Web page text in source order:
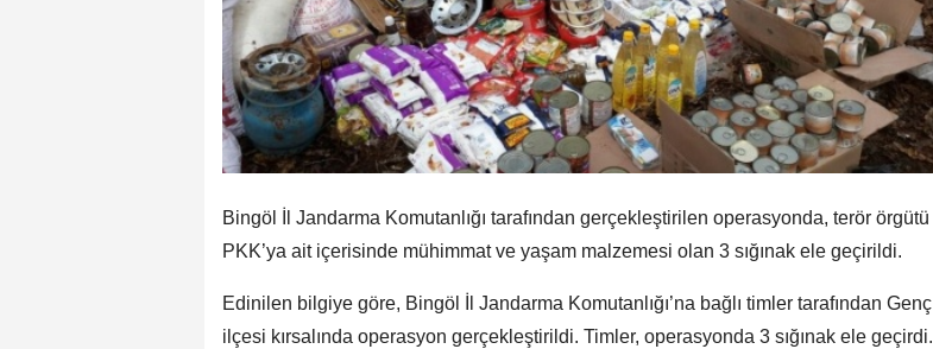
Bingöl İl Jandarma Komutanlığı tarafından gerçekleştirilen operasyonda, terör örgütü
PKK’ya ait içerisinde mühimmat ve yaşam malzemesi olan 3 sığınak ele geçirildi.
Edinilen bilgiye göre, Bingöl İl Jandarma Komutanlığı’na bağlı timler tarafından Genç
ilçesi kırsalında operasyon gerçekleştirildi. Timler, operasyonda 3 sığınak ele geçirdi.